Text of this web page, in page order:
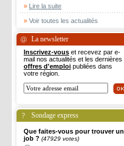
» Lire la suite
» Voir toutes les actualités
La newsletter
Inscrivez-vous et recevez par e-
mail nos actualités et les dernières
offres d'emploi publiées dans
votre région.
Sondage express
Que faites-vous pour trouver un
job ? (47929 votes)